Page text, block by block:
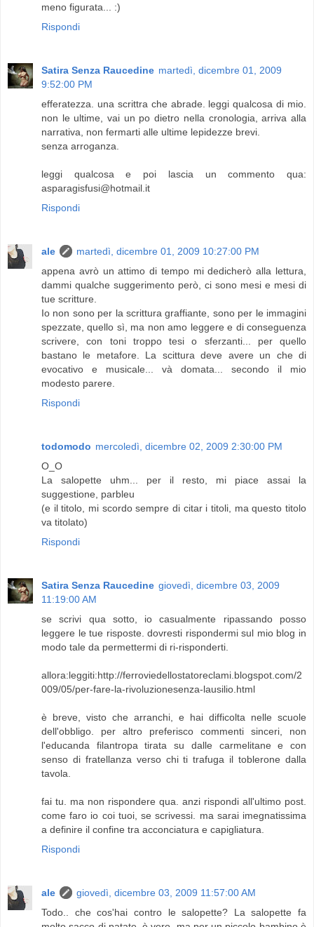
meno figurata... :)
Rispondi
Satira Senza Raucedine martedì, dicembre 01, 2009
9:52:00 PM
efferatezza. una scrittra che abrade. leggi qualcosa di mio.
non le ultime, vai un po dietro nella cronologia, arriva alla
narrativa, non fermarti alle ultime lepidezze brevi.
senza arroganza.
leggi qualcosa e poi lascia un commento qua:
asparagisfusi@hotmail.it
Rispondi
ale
martedì, dicembre 01, 2009 10:27:00 PM
appena avrò un attimo di tempo mi dedicherò alla lettura,
dammi qualche suggerimento però, ci sono mesi e mesi di
tue scritture.
Io non sono per la scrittura graffiante, sono per le immagini
spezzate, quello sì, ma non amo leggere e di conseguenza
scrivere, con toni troppo tesi o sferzanti... per quello
bastano le metafore. La scittura deve avere un che di
evocativo e musicale... và domata... secondo il mio
modesto parere.
Rispondi
todomodo mercoledì, dicembre 02, 2009 2:30:00 PM
O_O
La salopette uhm... per il resto, mi piace assai la
suggestione, parbleu
(e il titolo, mi scordo sempre di citar i titoli, ma questo titolo
va titolato)
Rispondi
Satira Senza Raucedine giovedì, dicembre 03, 2009
11:19:00 AM
se scrivi qua sotto, io casualmente ripassando posso
leggere le tue risposte. dovresti rispondermi sul mio blog in
modo tale da permettermi di ri-risponderti.
allora:leggiti:http://ferroviedellostatoreclami.blogspot.com/2
009/05/per-fare-la-rivoluzionesenza-lausilio.html
è breve, visto che arranchi, e hai difficolta nelle scuole
dell'obbligo. per altro preferisco commenti sinceri, non
l'educanda filantropa tirata su dalle carmelitane e con
senso di fratellanza verso chi ti trafuga il toblerone dalla
tavola.
fai tu. ma non rispondere qua. anzi rispondi all'ultimo post.
come faro io coi tuoi, se scrivessi. ma sarai imegnatissima
a definire il confine tra acconciatura e capigliatura.
Rispondi
ale
giovedì, dicembre 03, 2009 11:57:00 AM
Todo.. che cos'hai contro le salopette? La salopette fa